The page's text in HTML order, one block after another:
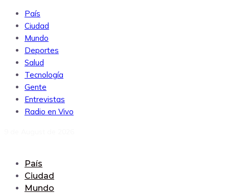
País
Ciudad
Mundo
Deportes
Salud
Tecnología
Gente
Entrevistas
Radio en Vivo
País
Ciudad
Mundo